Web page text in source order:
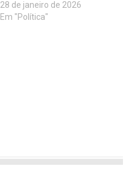
28 de janeiro de 2026
Em "Política"